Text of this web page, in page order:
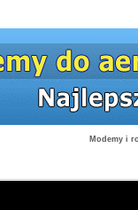
Modemy i